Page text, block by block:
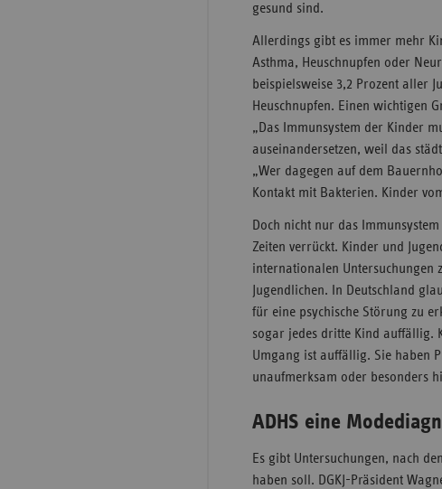
gesund sind.
Allerdings gibt es immer mehr
Asthma, Heuschnupfen oder
beispielsweise 3,2 Prozent aller
Heuschnupfen. Einen wichtigen
„Das Immunsystem der Kinder
auseinandersetzen, weil das
„Wer dagegen auf dem
Kontakt mit Bakterien. Kinder
Doch nicht nur das
Zeiten verrückt. Kinder und
internationalen Untersuchungen
Jugendlichen. In Deutschland
für eine psychische Störung zu
sogar jedes dritte Kind auffällig.
Umgang ist auffällig. Sie haben
unaufmerksam oder besonders
ADHS eine
Es gibt Untersuchungen, nach
haben soll. DGKJ-Präsident